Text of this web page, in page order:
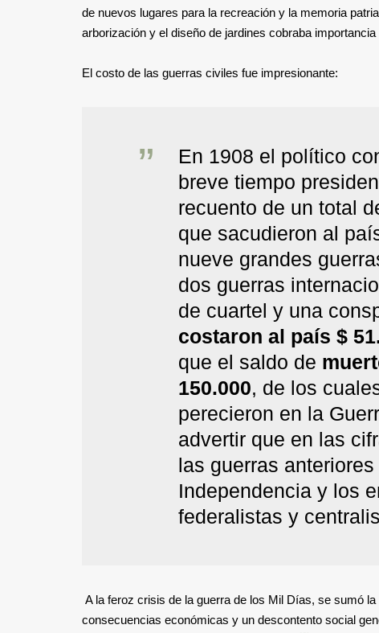
de nuevos lugares para la recreación y la memoria
arborización y el diseño de jardines cobraba
El costo de las guerras civiles fue impresionante:
En 1908 el político
breve tiempo
recuento de un total
que sacudieron al
nueve grandes
dos guerras
de cuartel y una
costaron al país $
que el saldo de
150.000, de los
perecieron en la
advertir que en las
las guerras
Independencia y los
federalistas y
A la feroz crisis de la guerra de los Mil Días, se sumó
consecuencias económicas y un descontento social